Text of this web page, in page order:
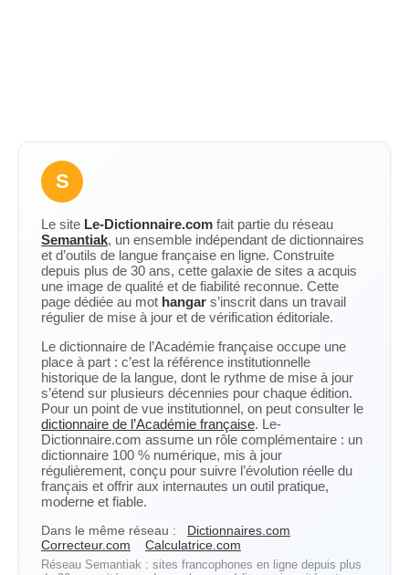
S
Le site Le-Dictionnaire.com fait partie du réseau
Semantiak, un ensemble indépendant de dictionnaires
et d’outils de langue française en ligne. Construite
depuis plus de 30 ans, cette galaxie de sites a acquis
une image de qualité et de fiabilité reconnue. Cette
page dédiée au mot hangar s’inscrit dans un travail
régulier de mise à jour et de vérification éditoriale.
Le dictionnaire de l’Académie française occupe une
place à part : c’est la référence institutionnelle
historique de la langue, dont le rythme de mise à jour
s’étend sur plusieurs décennies pour chaque édition.
Pour un point de vue institutionnel, on peut consulter le
dictionnaire de l’Académie française. Le-
Dictionnaire.com assume un rôle complémentaire : un
dictionnaire 100 % numérique, mis à jour
régulièrement, conçu pour suivre l’évolution réelle du
français et offrir aux internautes un outil pratique,
moderne et fiable.
Dans le même réseau :
Dictionnaires.com
Correcteur.com
Calculatrice.com
Réseau Semantiak : sites francophones en ligne depuis plus